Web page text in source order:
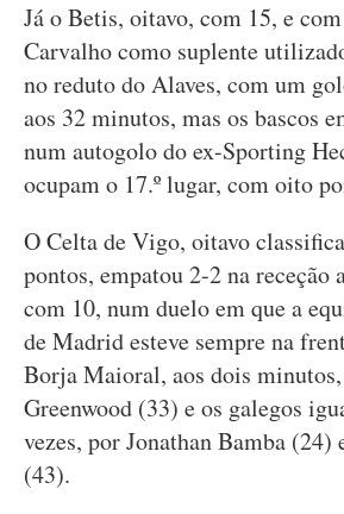
Já o Betis, oitavo, com 15, e
Carvalho como suplente
no reduto do Alaves, com um
aos 32 minutos, mas os bascos
num autogolo do ex-Sporting
ocupam o 17.º lugar, com oito
O Celta de Vigo, oitavo
pontos, empatou 2-2 na receção
com 10, num duelo em que a
de Madrid esteve sempre na
Borja Maioral, aos dois
Greenwood (33) e os galegos
vezes, por Jonathan Bamba (24)
(43).